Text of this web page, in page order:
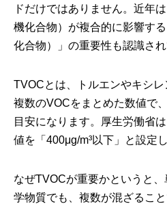
ドだけではありません。近年
機化合物）が複合的に影響す
化合物）」の重要性も認識され
TVOCとは、トルエンやキシ
複数のVOCをまとめた数値で
目安になります。厚生労働省
値を「400μg/m³以下」と設定
なぜTVOCが重要かというと
学物質でも、複数が混ざるこ